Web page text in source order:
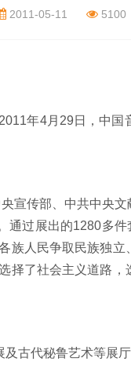
2011-05-11 5100
年4月29日，中国
传部、中共中央
过展出的1280多
人民争取民族独
了社会主义道路
代秘鲁艺术等展厅